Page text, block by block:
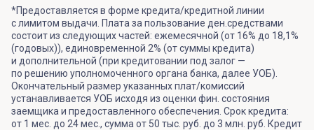
*Предоставляется в форме кредита/кредитной линии
с лимитом выдачи. Плата за пользование ден.средствами
состоит из следующих частей: ежемесячной (от 16% до 18,1%
(годовых)), единовременной 2% (от суммы кредита)
и дополнительной (при кредитовании под залог —
по решению уполномоченного органа банка, далее УОБ).
Окончательный размер указанных плат/комиссий
устанавливается УОБ исходя из оценки фин. состояния
заемщика и предоставленного обеспечения. Срок кредита:
от 1 мес. до 24 мес., сумма от 50 тыс. руб. до 3 млн. руб. Кредит